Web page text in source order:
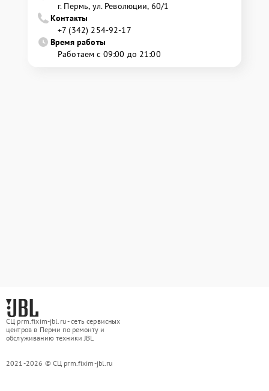
г. Пермь, ул. ​Революции, 60/1
Контакты
+7 (342) 254-92-17
Время работы
Работаем с 09:00 до 21:00
СЦ prm.fixim-jbl.ru - сеть сервисных
центров в Перми по ремонту и
обслуживанию техники JBL
2021-2026 © СЦ prm.fixim-jbl.ru